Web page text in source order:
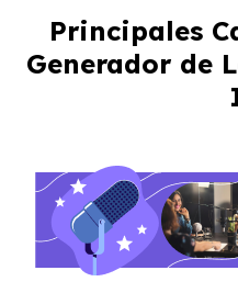
Principales
Generador de